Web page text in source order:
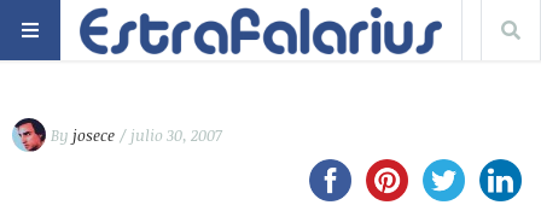
By josece / julio 30, 2007